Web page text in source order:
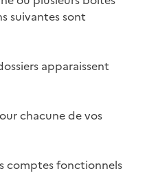
suivantes sont
apparaissent
chacune de vos
comptes fonctionnels